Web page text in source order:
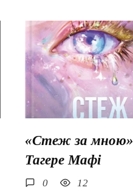
«Стеж за мною»
Тагере Мафі
0 12